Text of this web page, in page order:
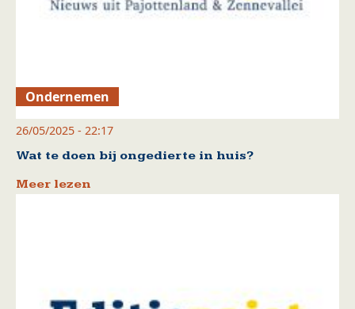
Ondernemen
26/05/2025 - 22:17
Wat te doen bij ongedierte in huis?
Meer lezen